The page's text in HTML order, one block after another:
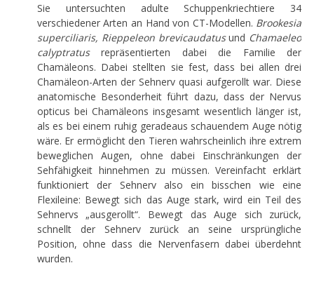
Sie untersuchten adulte Schuppenkriechtiere 34
verschiedener Arten an Hand von CT-Modellen. Brookesia
superciliaris, Rieppeleon brevicaudatusund Chamaeleo
calyptratusrepräsentierten dabei die Familie der
Chamäleons. Dabei stellten sie fest, dass bei allen drei
Chamäleon-Arten der Sehnerv quasi aufgerollt war. Diese
anatomische Besonderheit führt dazu, dass der Nervus
opticus bei Chamäleons insgesamt wesentlich länger ist,
als es bei einem ruhig geradeaus schauendem Auge nötig
wäre. Er ermöglicht den Tieren wahrscheinlich ihre extrem
beweglichen Augen, ohne dabei Einschränkungen der
Sehfähigkeit hinnehmen zu müssen. Vereinfacht erklärt
funktioniert der Sehnerv also ein bisschen wie eine
Flexileine: Bewegt sich das Auge stark, wird ein Teil des
Sehnervs „ausgerollt“. Bewegt das Auge sich zurück,
schnellt der Sehnerv zurück an seine ursprüngliche
Position, ohne dass die Nervenfasern dabei überdehnt
wurden.